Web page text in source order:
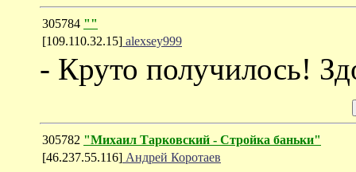
305784 ""
[109.110.32.15] alexsey999
- Круто получилось!
305782 "Михаил Тарковский - Стройка баньки"
[46.237.55.116] Андрей Коротаев